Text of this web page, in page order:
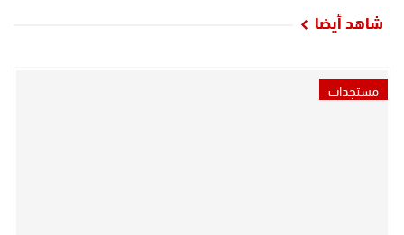
شاهد أيضا
مستجدات